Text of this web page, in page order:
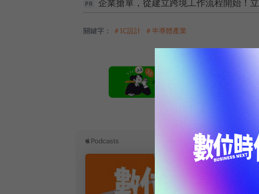
企業搶單，從建立跨境工作流程開始！
關鍵字： ＃IC設計 ＃半導體產業